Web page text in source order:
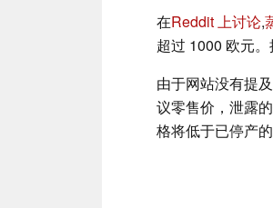
在Reddit 上讨论,
超过 1000 欧元
由于网站没有提
议零售价，泄露
格将低于已停产